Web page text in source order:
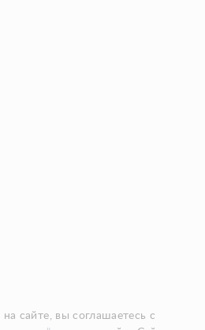
сайте, вы соглашаетесь с